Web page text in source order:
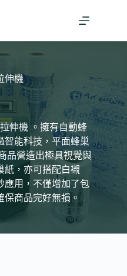
伸機
伸機 。擁有自動蜂
智能科技，平面蜂巢
品營造出極具視覺與
紙，亦可搭配白襯
應用，不僅增加了包
商品完好無損。